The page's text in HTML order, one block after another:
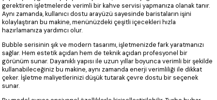
gerektiren işletmelerde verimli bir kahve servisi yapmanıza olanak tanır.
Aynı zamanda, kullanıcı dostu arayüzü sayesinde baristaların işini
kolaylaştıran bu makine, menünüzdeki çeşitli içecekleri hızla
hazırlamanıza yardımcı olur.
Bubble serisinin şık ve modern tasarımı, işletmenizde fark yaratmanızı
sağlar. Hem estetik açıdan hem de teknik açıdan profesyonel bir
görünüm sunar. Dayanıklı yapısı ile uzun yıllar boyunca verimli bir şekilde
kullanabileceğiniz bu makine, aynı zamanda enerji verimliliği ile dikkat
çeker. İşletme maliyetlerinizi düşük tutarak çevre dostu bir seçenek
sunar.